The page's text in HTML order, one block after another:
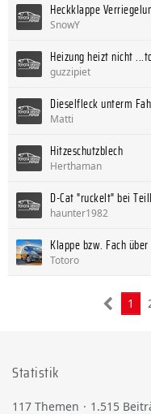
Heckklappe
SnowY
Heizung heizt nicht
guzzipiet
Dieselfleck unterm
Matti
Hitzeschutzblech
Herthaman
D-Cat "ruckelt" bei
haunter1982
Klappe bzw. Fach
Totoro
1
Statistik
117 Themen 1.515